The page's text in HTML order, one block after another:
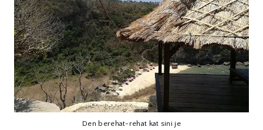
Den berehat-rehat kat sini je